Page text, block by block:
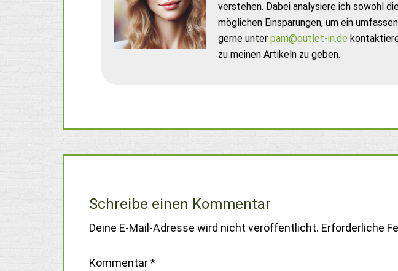
verstehen. Dabei analysiere ich sowohl
möglichen Einsparungen, um ein
gerne unter pam@outlet-in.de
zu meinen Artikeln zu geben.
Schreibe einen Kommentar
Deine E-Mail-Adresse wird nicht veröffentlicht. Erforderliche
Kommentar*